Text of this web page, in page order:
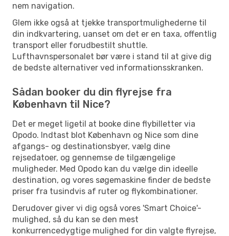
nem navigation.
Glem ikke også at tjekke transportmulighederne til
din indkvartering, uanset om det er en taxa, offentlig
transport eller forudbestilt shuttle.
Lufthavnspersonalet bør være i stand til at give dig
de bedste alternativer ved informationsskranken.
Sådan booker du din flyrejse fra
København til Nice?
Det er meget ligetil at booke dine flybilletter via
Opodo. Indtast blot København og Nice som dine
afgangs- og destinationsbyer, vælg dine
rejsedatoer, og gennemse de tilgængelige
muligheder. Med Opodo kan du vælge din ideelle
destination, og vores søgemaskine finder de bedste
priser fra tusindvis af ruter og flykombinationer.
Derudover giver vi dig også vores 'Smart Choice'-
mulighed, så du kan se den mest
konkurrencedygtige mulighed for din valgte flyrejse,